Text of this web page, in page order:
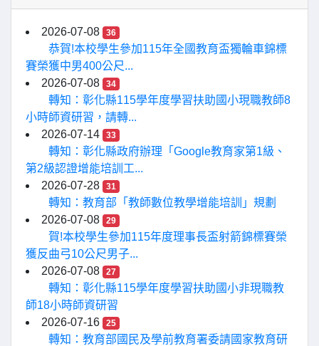
2026-07-08 36
恭賀!本校學生參加115年全國教育盃獨輪車錦標
賽榮獲中男400公尺...
2026-07-08
34
轉知：彰化縣115學年度學習扶助國小現職教師8
小時師資研習，請轉...
2026-07-14
33
轉知：彰化縣政府辦理「Google教育家第1級、
第2級認證增能培訓工...
2026-07-28
31
轉知：教育部「教師數位教學增能培訓」規劃
2026-07-08
29
賀!本校學生參加115年度理事長盃射箭錦標賽榮
獲反曲弓10公尺男子...
2026-07-08
27
轉知：彰化縣115學年度學習扶助國小非現職教
師18小時師資研習
2026-07-16
25
轉知：教育部國民及學前教育署委請國家教育研